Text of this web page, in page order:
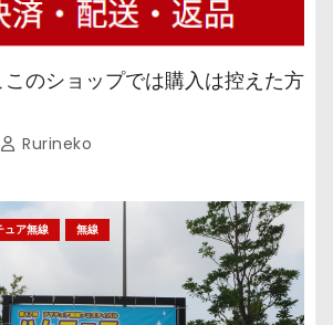
このショップでは購入は控えた方
Rurineko
ュア無線 無線